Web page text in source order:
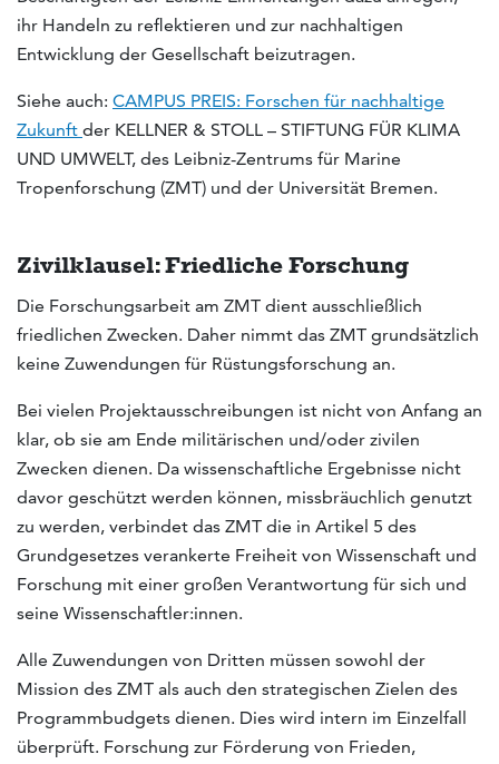
ihr Handeln zu reflektieren und zur nachhaltigen
Entwicklung der Gesellschaft beizutragen.
Siehe auch: CAMPUS PREIS: Forschen für nachhaltige
Zukunft der KELLNER & STOLL – STIFTUNG FÜR KLIMA
UND UMWELT, des Leibniz-Zentrums für Marine
Tropenforschung (ZMT) und der Universität Bremen.
Zivilklausel: Friedliche Forschung
Die Forschungsarbeit am ZMT dient ausschließlich
friedlichen Zwecken. Daher nimmt das ZMT grundsätzlich
keine Zuwendungen für Rüstungsforschung an.
Bei vielen Projektausschreibungen ist nicht von Anfang an
klar, ob sie am Ende militärischen und/oder zivilen
Zwecken dienen. Da wissenschaftliche Ergebnisse nicht
davor geschützt werden können, missbräuchlich genutzt
zu werden, verbindet das ZMT die in Artikel 5 des
Grundgesetzes verankerte Freiheit von Wissenschaft und
Forschung mit einer großen Verantwortung für sich und
seine Wissenschaftler:innen.
Alle Zuwendungen von Dritten müssen sowohl der
Mission des ZMT als auch den strategischen Zielen des
Programmbudgets dienen. Dies wird intern im Einzelfall
überprüft. Forschung zur Förderung von Frieden,